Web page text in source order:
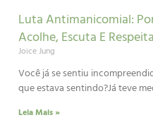
Luta Antimanicomial:
Acolhe, Escuta E Respeita
Joice Jung
Você já se sentiu
que estava sentindo?Já teve
Leia Mais »